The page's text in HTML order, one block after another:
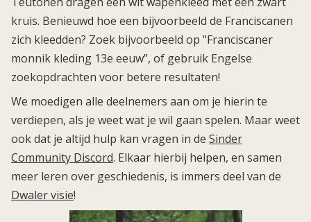
kruis. Benieuwd hoe een bijvoorbeeld de Franciscanen
zich kleedden? Zoek bijvoorbeeld op "Franciscaner
monnik kleding 13e eeuw”, of gebruik Engelse
zoekopdrachten voor betere resultaten!
We moedigen alle deelnemers aan om je hierin te
verdiepen, als je weet wat je wil gaan spelen. Maar weet
ook dat je altijd hulp kan vragen in de Sinder
Community Discord. Elkaar hierbij helpen, en samen
meer leren over geschiedenis, is immers deel van de
Dwaler visie!